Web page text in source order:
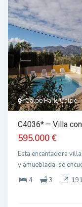
Calpe Park, Calpe
C4036* – Villa
595.000 €
Esta encantadora
y amueblada, se
4
3